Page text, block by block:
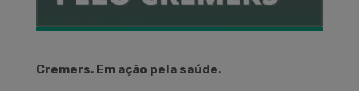
Cremers. Em ação pela saúde.